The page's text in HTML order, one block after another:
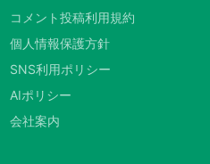
コメント投稿利用規約
個人情報保護方針
SNS利用ポリシー
AIポリシー
会社案内